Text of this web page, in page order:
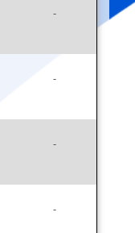
-
-
-
-